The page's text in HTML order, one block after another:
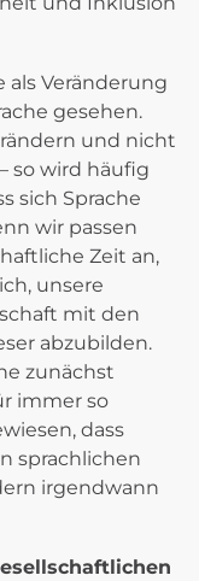
als Veränderung
gesehen.
und nicht
so wird häufig
sich Sprache
wir passen
Zeit an,
unsere
mit den
abzubilden.
zunächst
immer so
dass
sprachlichen
irgendwann